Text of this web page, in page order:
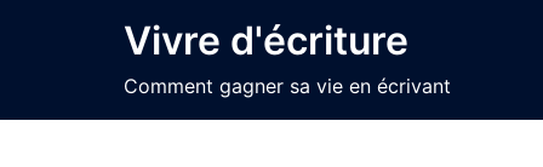
Vivre d'écriture
Comment gagner sa vie en écrivant